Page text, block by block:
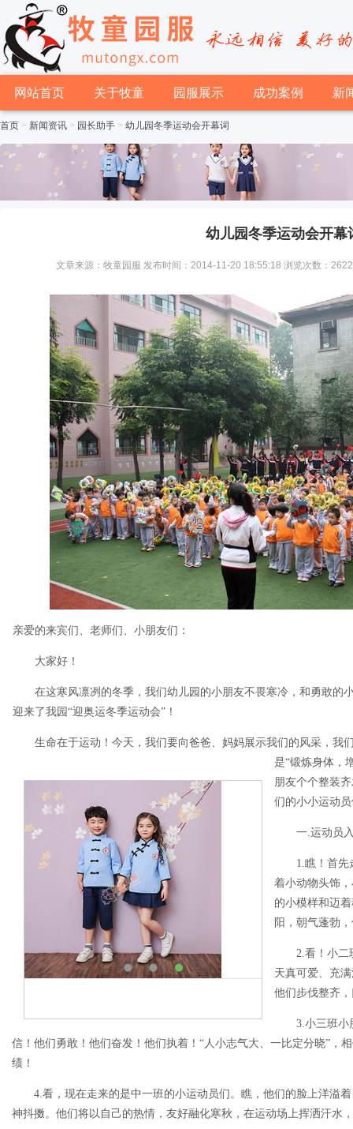
网站首页 关于牧童 园服展示 成功案例 新
首页 > 新闻资讯 > 园长助手 > 幼儿园冬季运动会开幕词
幼儿园冬季运动会开幕
文章来源：牧童园服 发布时间：2014-11-20 18:55:18 浏览次数：2622
亲爱的来宾们、老师们、小朋友们：
大家好！
在这寒风凛冽的冬季，我们幼儿园的小朋友不畏寒冷，和勇敢的
迎来了我园“迎奥运冬季运动会”！
生命在于运动！今天，我们要向爸爸、妈妈展示我们的风采，我
是“锻炼身体，
朋友个个整装
们的小小运动
一.运动员
1.瞧！首
着小动物头饰
的小模样和迈
阳，朝气蓬勃
2.看！小
天真可爱、充
他们步伐整齐
3.小三班小
信！他们勇敢！他们奋发！他们执着！“人小志气大、一比定分晓”，
绩！
4.看，现在走来的是中一班的小运动员们。瞧，他们的脸上洋溢
神抖擞。他们将以自己的热情，友好融化寒秋，在运动场上挥洒汗水